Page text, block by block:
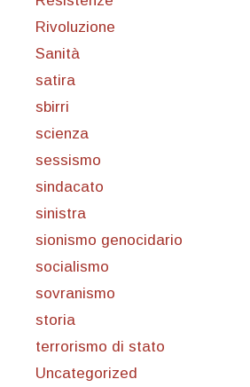
Rivoluzione
Sanità
satira
sbirri
scienza
sessismo
sindacato
sinistra
sionismo genocidario
socialismo
sovranismo
storia
terrorismo di stato
Uncategorized